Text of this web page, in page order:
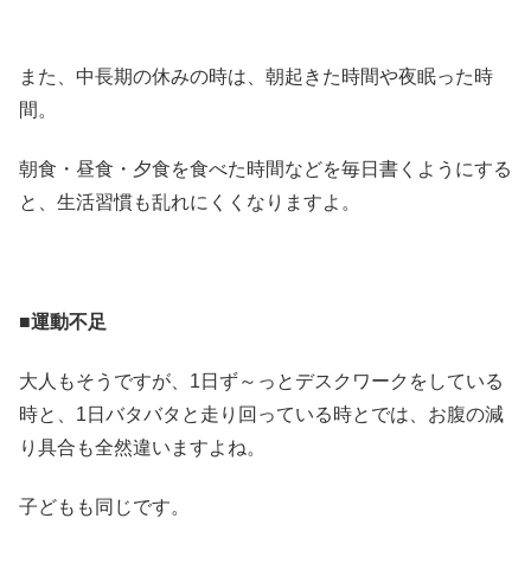
また、中長期の休みの時は、朝起きた時間や夜眠った時
間。
朝食・昼食・夕食を食べた時間などを毎日書くようにする
と、生活習慣も乱れにくくなりますよ。
■運動不足
大人もそうですが、1日ず～っとデスクワークをしている
時と、1日バタバタと走り回っている時とでは、お腹の減
り具合も全然違いますよね。
子どもも同じです。